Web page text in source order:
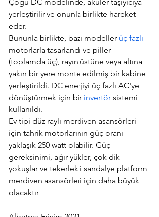
Çoğu DC modelinde, aküler taşıyıcıya
yerleştirilir ve onunla birlikte hareket
eder.
Bununla birlikte, bazı modeller üç fazlı
motorlarla tasarlandı ve piller
(toplamda üç), rayın üstüne veya altına
yakın bir yere monte edilmiş bir kabine
yerleştirildi. DC enerjiyi üç fazlı AC'ye
dönüştürmek için bir invertör sistemi
kullanıldı.
Ev tipi düz raylı merdiven asansörleri
için tahrik motorlarının güç oranı
yaklaşık 250 watt olabilir. Güç
gereksinimi, ağır yükler, çok dik
yokuşlar ve tekerlekli sandalye platform
merdiven asansörleri için daha büyük
olacaktır